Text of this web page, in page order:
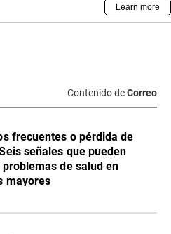
Contenido deCorreo
frecuentes o pérdida de
señales que pueden
de salud en
mayores